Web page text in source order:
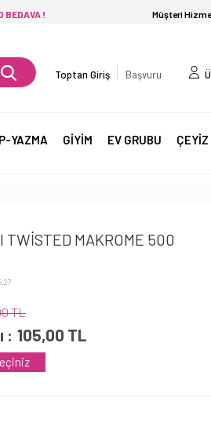
BEDAVA ! Müşteri
Başvuru
Toptan Giriş
YAZMA GİYİM EV GRUBU ÇEYİZ
TWİSTED MAKROME 500
TL
: 105,00 TL